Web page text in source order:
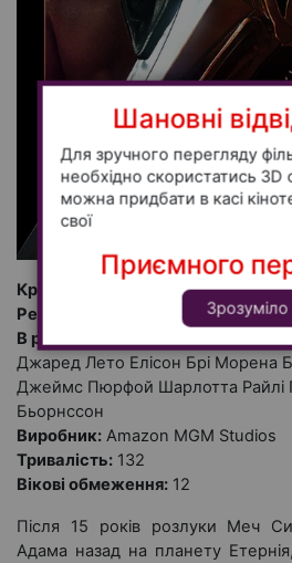
Країна:
Країна
Режисер:
В ролях:
Джаред Лето Елісон Брі Морена
Джеймс Пюрфой Шарлотта Райлі
Бьорнссон
Виробник: Amazon MGM Studios
Тривалість: 132
Вікові обмеження: 12
Після 15 років розлуки Меч
Адама назад на планету
Шановні
Для зручного перегляду
необхідно скористатись 3D
можна придбати в касі
свої
Приємного
Зрозуміло